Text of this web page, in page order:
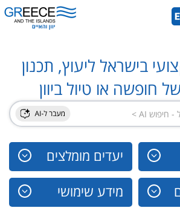
בישראל ליעוץ, תכנון
חופשה או טיול ביוון
יעדים מומלצים
מידע שימושי